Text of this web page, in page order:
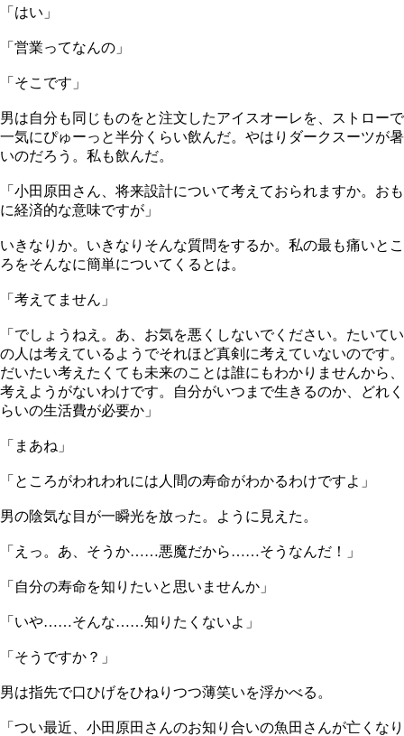
「はい」
「営業ってなんの」
「そこです」
男は自分も同じものをと注文したアイスオーレを、ストローで
一気にぴゅーっと半分くらい飲んだ。やはりダークスーツが暑
いのだろう。私も飲んだ。
「小田原田さん、将来設計について考えておられますか。おも
に経済的な意味ですが」
いきなりか。いきなりそんな質問をするか。私の最も痛いとこ
ろをそんなに簡単についてくるとは。
「考えてません」
「でしょうねえ。あ、お気を悪くしないでください。たいてい
の人は考えているようでそれほど真剣に考えていないのです。
だいたい考えたくても未来のことは誰にもわかりませんから、
考えようがないわけです。自分がいつまで生きるのか、どれく
らいの生活費が必要か」
「まあね」
「ところがわれわれには人間の寿命がわかるわけですよ」
男の陰気な目が一瞬光を放った。ように見えた。
「えっ。あ、そうか……悪魔だから……そうなんだ！」
「自分の寿命を知りたいと思いませんか」
「いや……そんな……知りたくないよ」
「そうですか？」
男は指先で口ひげをひねりつつ薄笑いを浮かべる。
「つい最近、小田原田さんのお知り合いの魚田さんが亡くなり